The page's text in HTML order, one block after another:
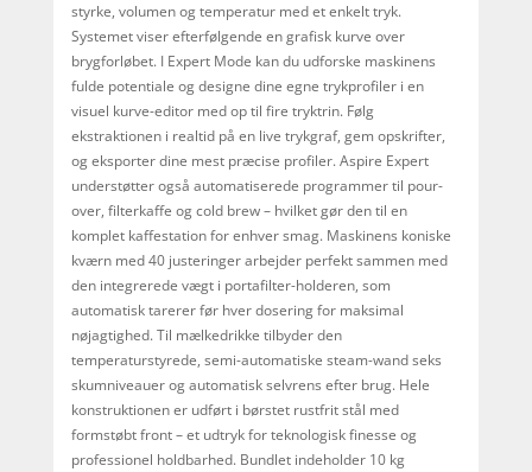
styrke, volumen og temperatur med et enkelt tryk.
Systemet viser efterfølgende en grafisk kurve over
brygforløbet. I Expert Mode kan du udforske maskinens
fulde potentiale og designe dine egne trykprofiler i en
visuel kurve-editor med op til fire tryktrin. Følg
ekstraktionen i realtid på en live trykgraf, gem opskrifter,
og eksporter dine mest præcise profiler. Aspire Expert
understøtter også automatiserede programmer til pour-
over, filterkaffe og cold brew – hvilket gør den til en
komplet kaffestation for enhver smag. Maskinens koniske
kværn med 40 justeringer arbejder perfekt sammen med
den integrerede vægt i portafilter-holderen, som
automatisk tarerer før hver dosering for maksimal
nøjagtighed. Til mælkedrikke tilbyder den
temperaturstyrede, semi-automatiske steam-wand seks
skumniveauer og automatisk selvrens efter brug. Hele
konstruktionen er udført i børstet rustfrit stål med
formstøbt front – et udtryk for teknologisk finesse og
professionel holdbarhed. Bundlet indeholder 10 kg